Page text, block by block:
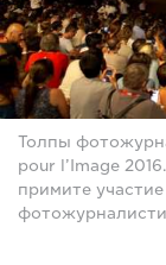
Толпы
pour l’Image
примите